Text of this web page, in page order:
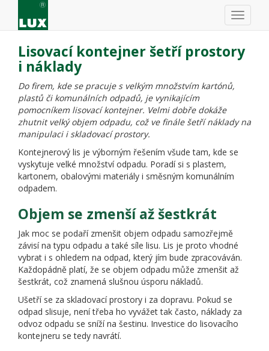
Lisovací kontejner šetří prostory
i náklady
Do firem, kde se pracuje s velkým množstvím kartónů,
plastů či komunálních odpadů, je vynikajícím
pomocníkem lisovací kontejner. Velmi dobře dokáže
zhutnit velký objem odpadu, což ve finále šetří náklady na
manipulaci i skladovací prostory.
Kontejnerový lis je výborným řešením všude tam, kde se
vyskytuje velké množství odpadu. Poradí si s plastem,
kartonem, obalovými materiály i směsným komunálním
odpadem.
Objem se zmenší až šestkrát
Jak moc se podaří zmenšit objem odpadu samozřejmě
závisí na typu odpadu a také síle lisu. Lis je proto vhodné
vybrat i s ohledem na odpad, který jím bude zpracováván.
Každopádně platí, že se objem odpadu může zmenšit až
šestkrát, což znamená slušnou úsporu nákladů.
Ušetří se za skladovací prostory i za dopravu. Pokud se
odpad slisuje, není třeba ho vyvážet tak často, náklady za
odvoz odpadu se sníží na šestinu. Investice do lisovacího
kontejneru se tedy navrátí.